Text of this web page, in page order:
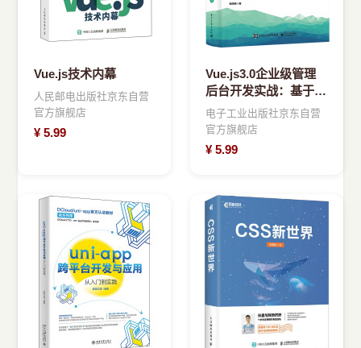
Vue.js技术内幕
人民邮电出版社京东自营
官方旗舰店
¥ 5.99
Vue.js3.0企业级管理
后台开发实战：基于
ElementPlus
电子工业出版社京东自营
官方旗舰店
¥ 5.99